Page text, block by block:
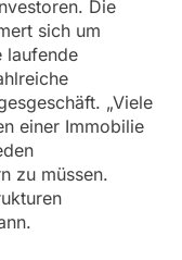
Die
sich um
laufende
„Viele
einer Immobilie
zu müssen.